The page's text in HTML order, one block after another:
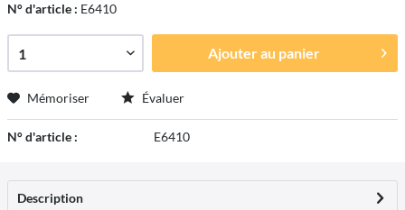
N° d'article : E6410
Ajouter au panier
Mémoriser Évaluer
N° d'article : E6410
Description